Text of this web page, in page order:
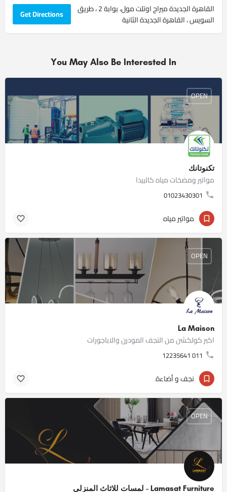
القاهرة الجديدة ميراج اوتلت مول، بوابة 2 ، طريق
السويس ، القاهرة الجديدة الثانية
Get Directions
You May Also Be Interested In
تكنوتانك
مواتير ومضخات مياه كالبيدا
01023430301
OPEN
مواتير مياه
La Maison
اكبر كولكشن من النجف المودرن والاباجورات
011 12235641
OPEN
نجف و أضاءة
Lamasat Furniture - لمسات للاثاث المنزلي
OPEN